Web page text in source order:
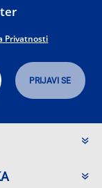
Privatnosti